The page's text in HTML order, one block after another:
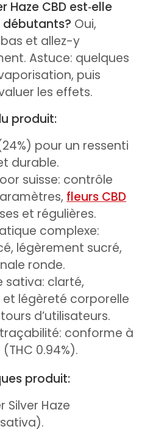
Haze CBD est‑elle
Oui,
et allez-y
Astuce: quelques
puis
les effets.
produit:
pour un ressenti
durable.
suisse: contrôle
fleurs CBD
et régulières.
complexe:
légèrement sucré,
ronde.
sativa: clarté,
légèreté corporelle
d’utilisateurs.
conforme à
0.94%).
produit:
Silver Haze